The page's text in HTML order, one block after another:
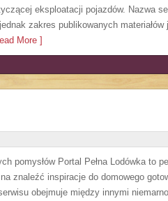
eksploatacji pojazdów. Nazwa
zakres publikowanych
More ]
pomysłów Portal Pełna Lodówka to
znaleźć inspiracje do domowego
obejmuje między innymi